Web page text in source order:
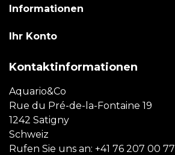
Informationen
Ihr Konto
Kontaktinformationen
Aquario&Co
Rue du Pré-de-la-Fontaine 19
1242 Satigny
Schweiz
Rufen Sie uns an: +41 76 207 00 77